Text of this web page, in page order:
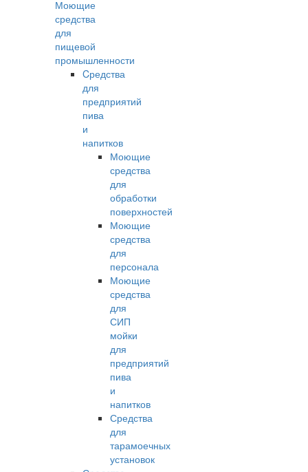
Моющие
средства
для
пищевой
промышленности
Cредства
для
предприятий
пива
и
напитков
Моющие
средства
для
обработки
поверхностей
Моющие
средства
для
персонала
Моющие
средства
для
СИП
мойки
для
предприятий
пива
и
напитков
Средства
для
тарамоечных
установок